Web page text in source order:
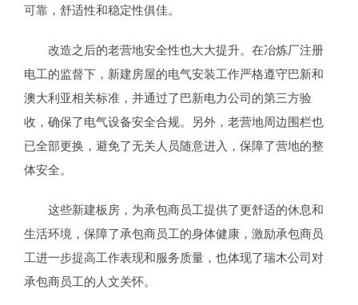
可靠，舒适性和稳定性俱佳。
改造之后的老营地安全性也大大提升。在冶炼厂注册
电工的监督下，新建房屋的电气安装工作严格遵守巴新和
澳大利亚相关标准，并通过了巴新电力公司的第三方验
收，确保了电气设备安全合规。另外，老营地周边围栏也
已全部更换，避免了无关人员随意进入，保障了营地的整
体安全。
这些新建板房，为承包商员工提供了更舒适的休息和
生活环境，保障了承包商员工的身体健康，激励承包商员
工进一步提高工作表现和服务质量，也体现了瑞木公司对
承包商员工的人文关怀。